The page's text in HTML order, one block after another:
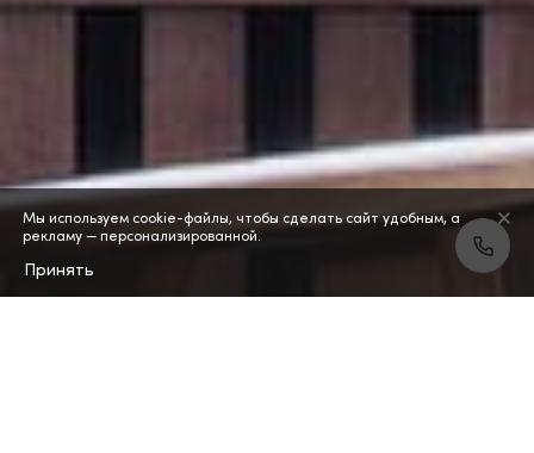
Мы используем cookie-файлы, чтобы сделать сайт удобным, а
рекламу — персонализированной.
Принять